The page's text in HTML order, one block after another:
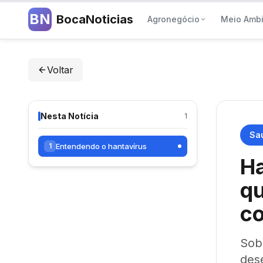
BN BocaNoticias Agronegócio Meio
Voltar
Nesta Notícia 1
1 Entendendo o hantavírus